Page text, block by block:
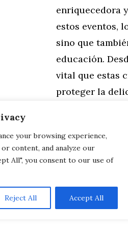
your browsing experience,
content, and analyze our
All", you consent to our use of
Reject All Accept All
enriquecedora
estos eventos,
sino que
educación.
vital que estas
proteger la
para
Categorías
Familia,General
Explorando la
Mariposas en